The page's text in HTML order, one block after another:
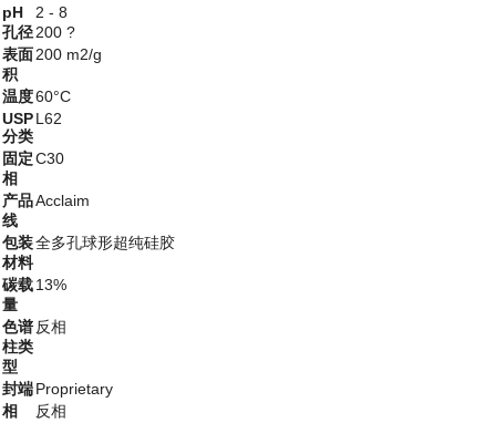
pH
2 - 8
孔径200 ?
表面
积
200 m2/g
温度60°C
USP
分类
L62
固定
相
C30
产品
线
Acclaim
包装
材料
全多孔球形超纯硅胶
碳载
量
13%
色谱
柱类
型
反相
封端Proprietary
相
反相